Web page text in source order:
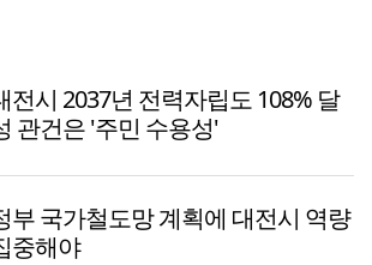
전시 2037년 전력자립도 108% 달
관건은 '주민 수용성'
부 국가철도망 계획에 대전시 역량
중해야